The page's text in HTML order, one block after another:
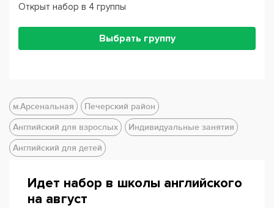
Открыт набор в 4 группы
Выбрать группу
м.Арсенальная
Печерский район
Английский для взрослых
Индивидуальные занятия
Английский для детей
Идет набор в школы английского
на август